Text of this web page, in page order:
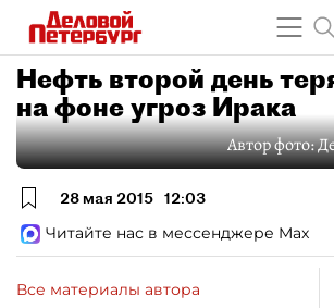
Нефть второй день
на фоне угроз Ирака
Автор фото:
28 мая 2015 12:03
Читайте нас в мессенджере Max
Все материалы автора